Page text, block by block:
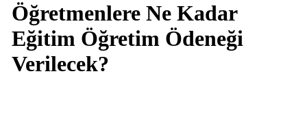
Öğretmenlere Ne Kadar
Eğitim Öğretim Ödeneği
Verilecek?